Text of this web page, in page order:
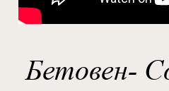
Бетовен-